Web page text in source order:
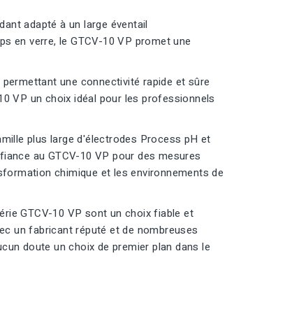
adapté à un large éventail
en verre, le GTCV-10 VP promet une
une connectivité rapide et sûre
VP un choix idéal pour les professionnels
plus large d'électrodes Process pH et
au GTCV-10 VP pour des mesures
chimique et les environnements de
GTCV-10 VP sont un choix fiable et
un fabricant réputé et de nombreuses
doute un choix de premier plan dans le